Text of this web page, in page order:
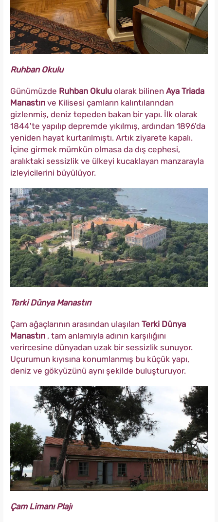
Ruhban Okulu
Günümüzde Ruhban Okulu olarak bilinen Aya Triada
Manastırı ve Kilisesi çamların kalıntılarından
gizlenmiş, deniz tepeden bakan bir yapı. İlk olarak
1844'te yapılıp depremde yıkılmış, ardından 1896'da
yeniden hayat kurtarılmıştı. Artık ziyarete kapalı.
İçine girmek mümkün olmasa da dış cephesi,
aralıktaki sessizlik ve ülkeyi kucaklayan manzarayla
izleyicilerini büyülüyor.
Terki Dünya Manastırı
Çam ağaçlarının arasından ulaşılan Terki Dünya
Manastırı , tam anlamıyla adının karşılığını
verircesine dünyadan uzak bir sessizlik sunuyor.
Uçurumun kıyısına konumlanmış bu küçük yapı,
deniz ve gökyüzünü aynı şekilde buluşturuyor.
Çam Limanı Plajı